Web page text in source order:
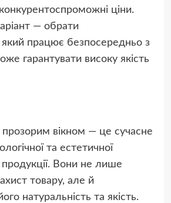
ціни.
— обрати
який працює безпосередньо з
гарантувати високу якість
вікном — це сучасне
та естетичної
Вони не лише
товару, але й
натуральність та якість.